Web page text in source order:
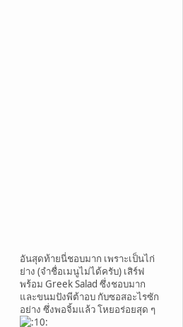
อันสุดท้ายนี่ชอบมาก เพราะเป็นไก่
ย่าง (จำชื่อเมนูไม่ได้ครับ) เสิร์ฟ
พร้อม Greek Salad ซึ่งชอบมาก
และขนมปังพีต้าอบ กับซอสอะไรซัก
อย่าง ซึ่งพอจิ้มแล้ว โหยอร่อยสุด ๆ